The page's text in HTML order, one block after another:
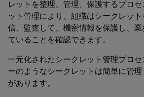
レットを整理、管理、保護するプロ
ット管理により、組織はシークレッ
信、監査して、機密情報を保護し、
ていることを確認できます。
一元化されたシークレット管理プロ
ーのようなシークレットは簡単に管
があります。